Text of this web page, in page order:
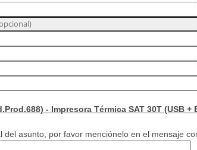
- Impresora Térmica SAT 30T (USB +
del asunto, por favor menciónelo en el mensaje